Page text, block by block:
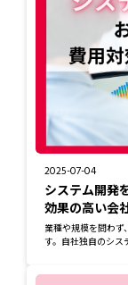
2025-07-04
システム開発
効果の高い会
業種や規模を問わ
す。自社独自のシス